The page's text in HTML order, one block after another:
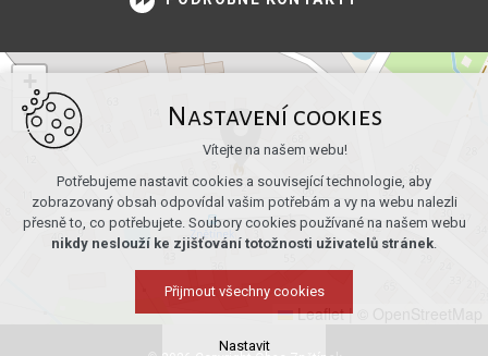
−
Leaflet |
Nastavení cookies
Vítejte na našem webu!
Potřebujeme nastavit cookies a související technologie, aby
zobrazovaný obsah odpovídal vašim potřebám a vy na webu nalezli
přesně to, co potřebujete. Soubory cookies používané na našem webu
nikdy neslouží ke zjišťování totožnosti uživatelů stránek.
Přijmout všechny cookies
Nastavit